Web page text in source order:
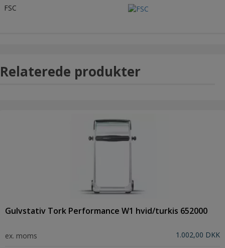
FSC
Relaterede produkter
Gulvstativ Tork Performance W1 hvid/turkis 652000
ex. moms 1.002,00 DKK